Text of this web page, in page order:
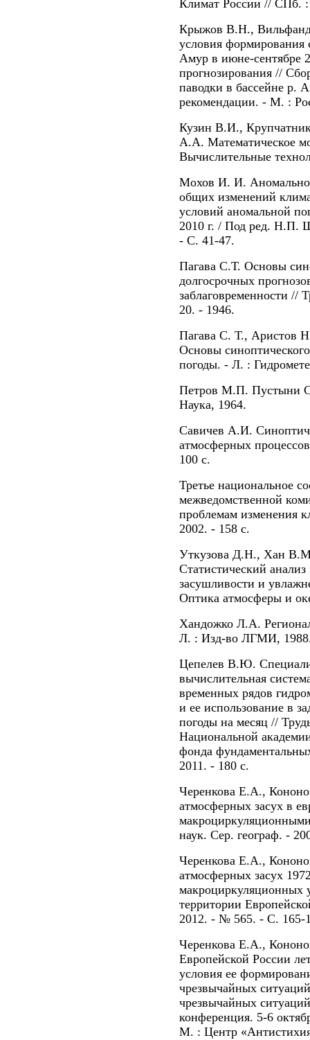
Климат России // СПб. :
Крыжов В.Н., Вильфанд
условия формирования
Амур в июне-сентябре
прогнозирования //
паводки в бассейне р.
рекомендации. - М. :
Кузин В.И.,
А.А. Математическое
Вычислительные
Мохов И. И. Аномальное
общих изменений
условий аномальной
2010 г. / Под ред. Н.П.
- С. 41-47.
Пагава С.Т. Основы
долгосрочных
заблаговременности
20. - 1946.
Пагава С. Т., Аристов
Основы
погоды. - Л. :
Петров М.П. Пустыни
Наука, 1964.
Савичев А.И.
атмосферных
100 с.
Третье национальное
межведомственной
проблемам изменения
2002. - 158 с.
Уткузова Д.Н., Хан
Статистический
засушливости и
Оптика атмосферы и
Хандожко Л.А.
Л. : Изд-во ЛГМИ,
Цепелев В.Ю.
вычислительная
временных рядов
и ее использование в
погоды на месяц //
Национальной
фонда
2011. - 180 с.
Черенкова Е.А.,
атмосферных засух в
наук. Сер. географ. -
Черенкова Е.А.,
атмосферных засух
макроциркуляционных
территории
2012. - № 565. - С. 165-
Черенкова Е.А.,
Европейской России
условия ее
чрезвычайных
чрезвычайных
конференция. 5-6
М. : Центр